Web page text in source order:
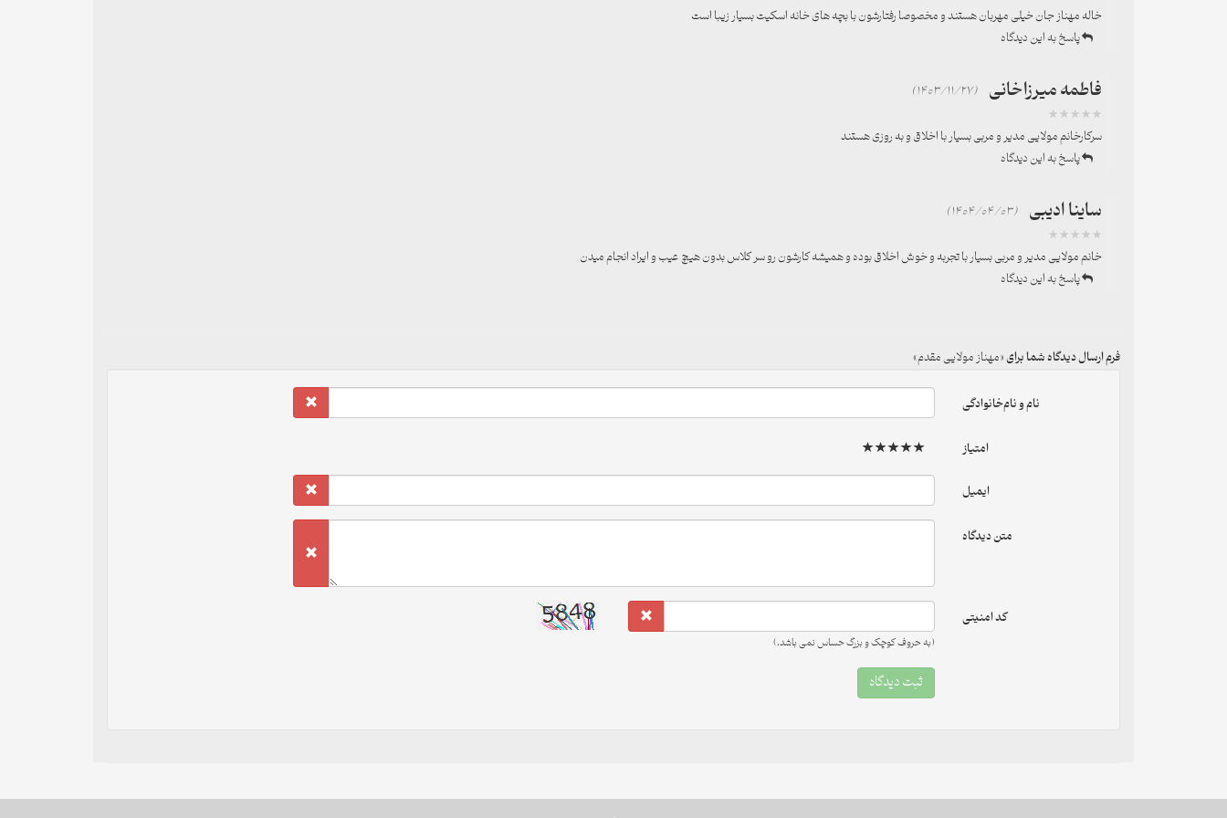
خاله مهناز جان خیلی مهربان هستند و مخصوصا رفتارشون با بچه های خانه اسکیت بسیار زیبا است
پاسخ به این دیدگاه
فاطمه میرزاخانی (1403/11/27)
سرکارخانم مولایی مدیر و مربی بسیار با اخلاق و به روزی هستند
پاسخ به این دیدگاه
ساینا ادیبی (1404/04/03)
خانم مولایی مدیر و مربی بسیار با تجربه و خوش اخلاق بوده و همیشه کارشون رو سر کلاس بدون هیچ عیب و ایراد انجام میدن
پاسخ به این دیدگاه
فرم ارسال دیدگاه شما برای مهناز مولایی مقدم
نام و نام‌خانوادگی
امتیاز
ایمیل
متن دیدگاه
کد امنیتی
(به حروف کوچک و بزرگ حساس نمی باشد.)